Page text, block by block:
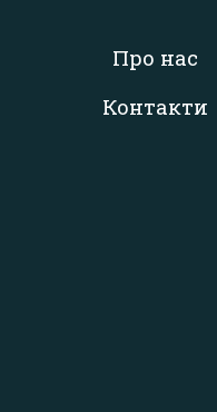
Про нас
Контакти